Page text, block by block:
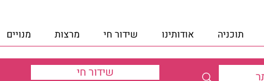
תוכניה אודותינו שידור חי מרצות מנויים
שידור חי